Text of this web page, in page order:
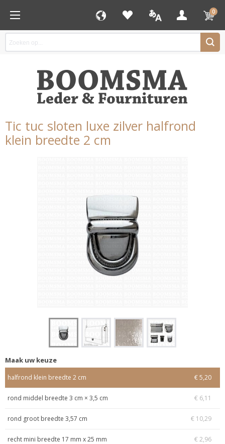
0
Tic tuc sloten luxe zilver halfrond
klein breedte 2 cm
Maak uw keuze
halfrond klein breedte 2 cm € 5,20
rond middel breedte 3 cm × 3,5 cm € 6,11
rond groot breedte 3,57 cm € 10,29
recht mini breedte 17 mm x 25 mm € 2,96